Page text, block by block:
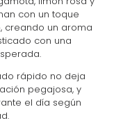
con un toque
creando un aroma
con una
rápido no deja
pegajosa, y
el día según